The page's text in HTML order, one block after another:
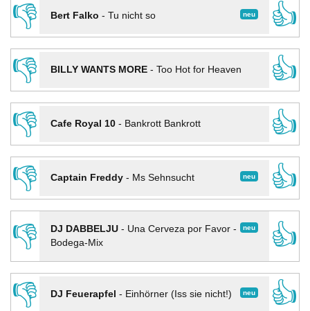
👎
neu
Bert Falko - Tu nicht so
👍
👎
BILLY WANTS MORE- Too Hot for Heaven
👍
👎
Cafe Royal 10- Bankrott Bankrott
👍
👎
neu
Captain Freddy- Ms Sehnsucht
👍
👎
neu
DJ DABBELJU- Una Cerveza por Favor -
Bodega-Mix
👍
👎
neu
DJ Feuerapfel - Einhörner (Iss sie nicht!)
👍